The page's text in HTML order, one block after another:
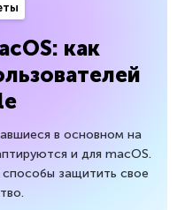
как
в основном на
и для macOS.
защитить свое